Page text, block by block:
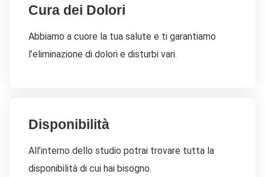
Cura dei Dolori
Abbiamo a cuore la tua salute e ti garantiamo
l’eliminazione di dolori e disturbi vari.
Disponibilità
All’interno dello studio potrai trovare tutta la
disponibilità di cui hai bisogno.